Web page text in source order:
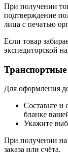
При получении
подтверждение
лица с печатью
Если товар
экспедиторской
Для оформления
Составьте и
бланке
Укажите
При получении на
заказа или счёта.